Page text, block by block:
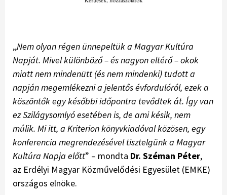
,,Nem olyan régen ünnepeltük a Magyar Kultúra
Napját. Mivel különböző – és nagyon eltérő – okok
miatt nem mindenütt (és nem mindenki) tudott a
napján megemlékezni a jelentős évfordulóról, ezek a
köszöntők egy későbbi időpontra tevődtek át. Így van
ez Szilágysomlyó esetében is, de ami késik, nem
múlik. Mi itt, a Kriterion könyvkiadóval közösen, egy
konferencia meg­rendezésével tisztelgünk a Ma­gyar
Kultúra Napja előtt” – mondta Dr. Széman Péter,
az Erdélyi Magyar Közművelődési Egyesület (EMKE)
országos elnöke.